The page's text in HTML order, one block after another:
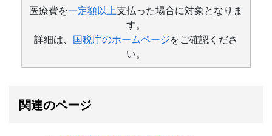
医療費を一定額以上支払った場合に対象となりま
す。
詳細は、 国税庁のホームページをご確認くださ
い。
関連のページ